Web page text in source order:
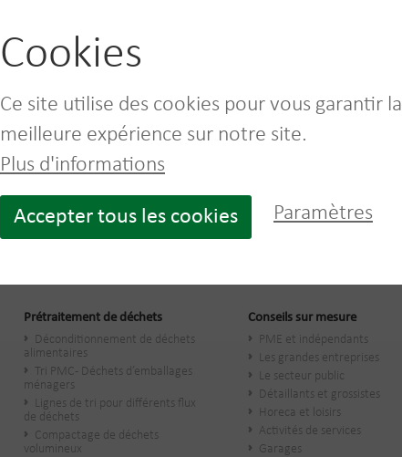
Déchets Industriels
Banals
PMC
Prétraitement de déchets
Déconditionnement de déchets
alimentaires
Tri PMC - Déchets d’emballages
ménagers
Lignes de tri pour différents flux
de déchets
Compactage de déchets
volumineux
Conseils sur mesure
PME et indépendants
Les grandes entreprises
Le secteur public
​Détaillants et grossistes
Horeca et loisirs
Activités de services
Garages
Cookies
Ce site utilise des cookies pour vous garantir la
meilleure expérience sur notre site.
Plus d'informations
Accepter tous les cookies Paramètres